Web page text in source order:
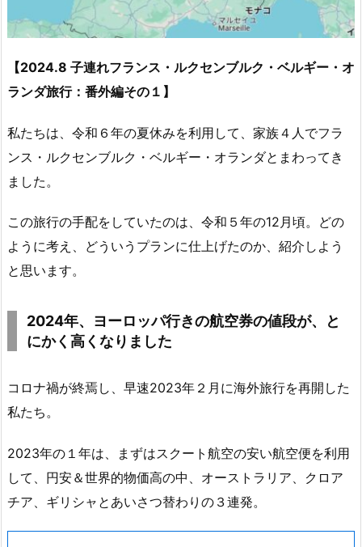
【2024.8 子連れフランス・ルクセンブルク・ベルギー・オ
ランダ旅行：番外編その１】
私たちは、令和６年の夏休みを利用して、家族４人でフラ
ンス・ルクセンブルク・ベルギー・オランダとまわってき
ました。
この旅行の手配をしていたのは、令和５年の12月頃。どの
ように考え、どういうプランに仕上げたのか、紹介しよう
と思います。
2024年、ヨーロッパ行きの航空券の値段が、と
にかく高くなりました
コロナ禍が終焉し、早速2023年２月に海外旅行を再開した
私たち。
2023年の１年は、まずはスクート航空の安い航空便を利用
して、円安＆世界的物価高の中、オーストラリア、クロア
チア、ギリシャとあいさつ替わりの３連発。